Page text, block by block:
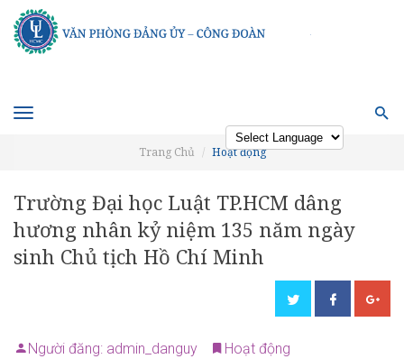
Powered by
Toggle
Trang Chủ Hoạt động
Trường Đại học Luật TP.HCM dâng
hương nhân kỷ niệm 135 năm ngày
sinh Chủ tịch Hồ Chí Minh
Người đăng: admin_danguy
Hoạt động